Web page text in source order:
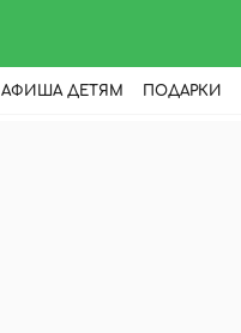
АФИША ДЕТЯМ ПОДАРКИ